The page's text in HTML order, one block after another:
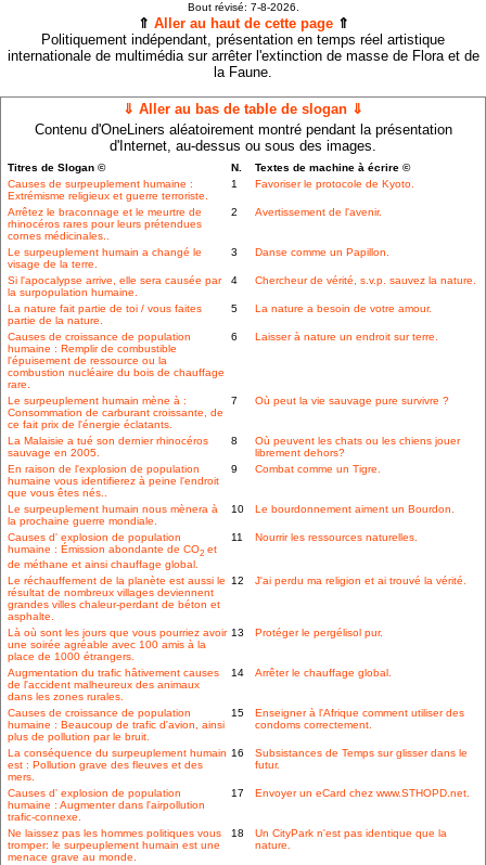
Bout révisé: 7-8-2026.
⇑ Aller au haut de cette page⇑
Politiquement indépendant, présentation en temps réel artistique
internationale de multimédia sur arrêter l'extinction de masse de Flora et de
la Faune.
⇓ Aller au bas de table de slogan ⇓
Contenu d'OneLiners aléatoirement montré pendant la présentation
d'Internet, au-dessus ou sous des images.
Titres de Slogan © N.
Textes de machine à écrire ©
Causes de surpeuplement humaine :
Extrémisme religieux et guerre terroriste.
1 Favoriser le protocole de Kyoto.
Arrêtez le braconnage et le meurtre de
rhinocéros rares pour leurs prétendues
cornes médicinales..
2 Avertissement de l'avenir.
Le surpeuplement humain a changé le
visage de la terre.
3 Danse comme un Papillon.
Si l'apocalypse arrive, elle sera causée par
la surpopulation humaine.
4 Chercheur de vérité, s.v.p. sauvez la nature.
La nature fait partie de toi / vous faites
partie de la nature.
5 La nature a besoin de votre amour.
Causes de croissance de population
humaine : Remplir de combustible
l'épuisement de ressource ou la
combustion nucléaire du bois de chauffage
rare.
6 Laisser à nature un endroit sur terre.
Le surpeuplement humain mène à :
Consommation de carburant croissante, de
ce fait prix de l'énergie éclatants.
7 Où peut la vie sauvage pure survivre ?
La Malaisie a tué son dernier rhinocéros
sauvage en 2005.
8
Où peuvent les chats ou les chiens jouer
librement dehors?
En raison de l'explosion de population
humaine vous identifierez à peine l'endroit
que vous êtes nés..
9 Combat comme un Tigre.
Le surpeuplement humain nous mènera à
la prochaine guerre mondiale.
10 Le bourdonnement aiment un Bourdon.
Causes d' explosion de population
humaine : Émission abondante de CO2 et
de méthane et ainsi chauffage global.
11 Nourrir les ressources naturelles.
Le réchauffement de la planète est aussi le
résultat de nombreux villages deviennent
grandes villes chaleur-perdant de béton et
asphalte.
12 J'ai perdu ma religion et ai trouvé la vérité.
Là où sont les jours que vous pourriez avoir
une soirée agréable avec 100 amis à la
place de 1000 étrangers.
13 Protéger le pergélisol pur.
Augmentation du trafic hâtivement causes
de l'accident malheureux des animaux
dans les zones rurales.
14 Arrêter le chauffage global.
Causes de croissance de population
humaine : Beaucoup de trafic d'avion, ainsi
plus de pollution par le bruit.
15
Enseigner à l'Afrique comment utiliser des
condoms correctement.
La conséquence du surpeuplement humain
est : Pollution grave des fleuves et des
mers.
16
Subsistances de Temps sur glisser dans le
futur.
Causes d' explosion de population
humaine : Augmenter dans l'airpollution
trafic-connexe.
17 Envoyer un eCard chez www.STHOPD.net.
Ne laissez pas les hommes politiques vous
tromper: le surpeuplement humain est une
menace grave au monde.
18
Un CityPark n'est pas identique que la
nature.